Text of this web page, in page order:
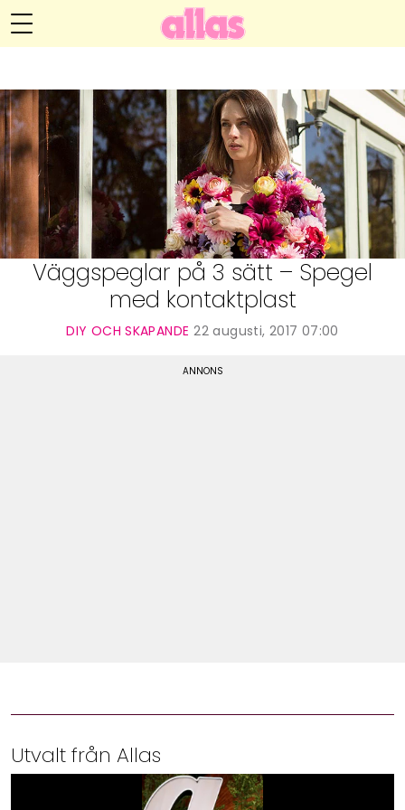
Hälsa
Relationer
Handarbete
Anna María Larssons blogg
Hem
Om Anna María
Kategorier
Arkiv
Kontakt
Väggspeglar på 3 sätt – Spegel
med kontaktplast
DIY OCH SKAPANDE 22 augusti, 2017 07:00
Utvalt från Allas